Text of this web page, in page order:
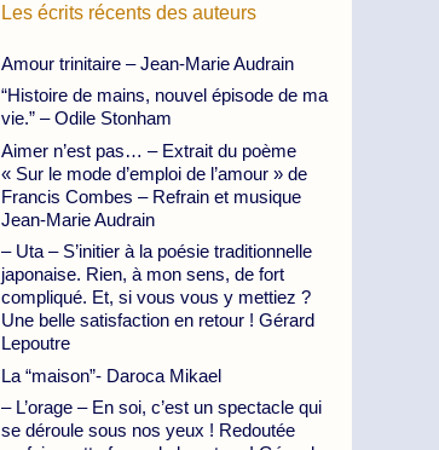
Les écrits récents des auteurs
Amour trinitaire – Jean-Marie Audrain
“Histoire de mains, nouvel épisode de ma
vie.” – Odile Stonham
Aimer n’est pas… – Extrait du poème
« Sur le mode d’emploi de l’amour » de
Francis Combes – Refrain et musique
Jean-Marie Audrain
– Uta – S’initier à la poésie traditionnelle
japonaise. Rien, à mon sens, de fort
compliqué. Et, si vous vous y mettiez ?
Une belle satisfaction en retour ! Gérard
Lepoutre
La “maison”- Daroca Mikael
– L’orage – En soi, c’est un spectacle qui
se déroule sous nos yeux ! Redoutée